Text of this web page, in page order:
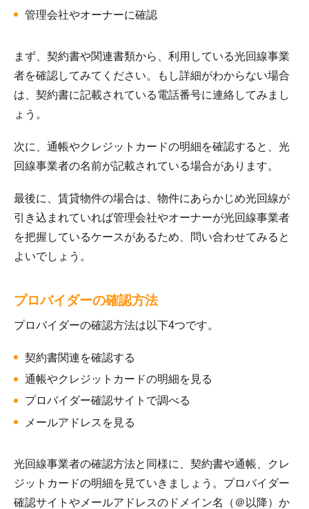
管理会社やオーナーに確認
まず、契約書や関連書類から、利用している光回線事業
者を確認してみてください。もし詳細がわからない場合
は、契約書に記載されている電話番号に連絡してみまし
ょう。
次に、通帳やクレジットカードの明細を確認すると、光
回線事業者の名前が記載されている場合があります。
最後に、賃貸物件の場合は、物件にあらかじめ光回線が
引き込まれていれば管理会社やオーナーが光回線事業者
を把握しているケースがあるため、問い合わせてみると
よいでしょう。
プロバイダーの確認方法
プロバイダーの確認方法は以下4つです。
契約書関連を確認する
通帳やクレジットカードの明細を見る
プロバイダー確認サイトで調べる
メールアドレスを見る
光回線事業者の確認方法と同様に、契約書や通帳、クレ
ジットカードの明細を見ていきましょう。プロバイダー
確認サイトやメールアドレスのドメイン名（＠以降）か